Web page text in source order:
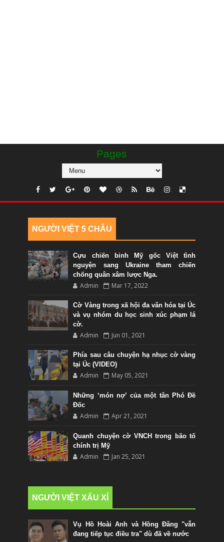
Pages
NGƯỜI VIỆT 5 CHÂU
Cựu chiến binh Mỹ gốc Việt tình
nguyện sang Ukraine tham chiến
chống quân xâm lược Nga.
Admin Mar 17, 2022
Cờ Vàng trong xã hội đa văn hóa tại Úc
và vụ nhóm du học sinh xúc phạm lá
cờ.
Admin Jun 01, 2021
Phía sau câu chuyện hạ nhục cờ vàng
tại Úc (VIDEO)
Admin May 05, 2021
Những ‘món nợ’ của một tân Phó Đề
Đốc
Admin Apr 21, 2021
Quanh chuyện cờ VNCH trong bão tố
chính trị Mỹ
Admin Jan 25, 2021
NGƯỜI VIỆT XẤU XÍ
Vụ Hồ Hoài Anh và Hồng Đăng "vẫn
đang tiếp tục điều tra" dù đã về nước